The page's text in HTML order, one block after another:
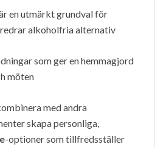
en utmärkt grundval för
alkoholfria alternativ
som ger en hemmagjord
möten
med andra
skapa personliga,
-optioner som tillfredsställer